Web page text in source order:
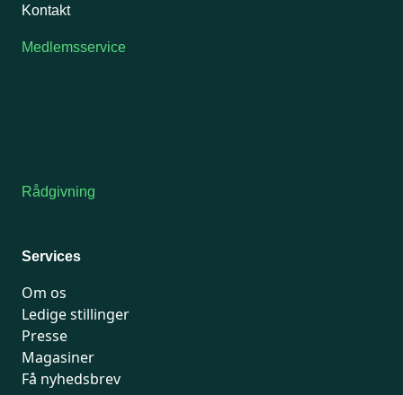
Kontakt
Medlemsservice
Rådgivning
Services
Om os
Ledige stillinger
Presse
Magasiner
Få nyhedsbrev